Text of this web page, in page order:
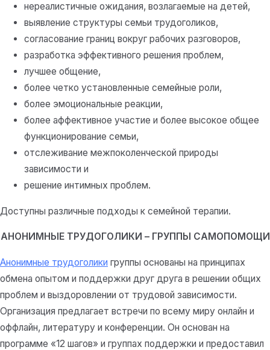
нереалистичные ожидания, возлагаемые на детей,
выявление структуры семьи трудоголиков,
согласование границ вокруг рабочих разговоров,
разработка эффективного решения проблем,
лучшее общение,
более четко установленные семейные роли,
более эмоциональные реакции,
более аффективное участие и более высокое общее
функционирование семьи,
отслеживание межпоколенческой природы
зависимости и
решение интимных проблем.
Доступны различные подходы к семейной терапии.
АНОНИМНЫЕ ТРУДОГОЛИКИ – ГРУППЫ САМОПОМОЩИ
Анонимные трудоголики группы основаны на принципах
обмена опытом и поддержки друг друга в решении общих
проблем и выздоровлении от трудовой зависимости.
Организация предлагает встречи по всему миру онлайн и
оффлайн, литературу и конференции. Он основан на
программе «12 шагов» и группах поддержки и предоставил